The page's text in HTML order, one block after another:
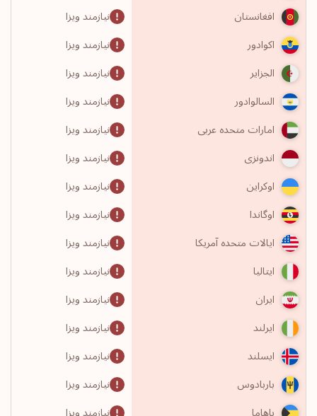
افغانستان
نیازمند ویزا
اکوادور
نیازمند ویزا
الجزایر
نیازمند ویزا
السالوادور
نیازمند ویزا
امارات متحده عربی
نیازمند ویزا
اندونزی
نیازمند ویزا
اوکراین
نیازمند ویزا
اوگاندا
نیازمند ویزا
ایالات متحده آمریکا
نیازمند ویزا
ایتالیا
نیازمند ویزا
ایران
نیازمند ویزا
ایرلند
نیازمند ویزا
ایسلند
نیازمند ویزا
باربادوس
نیازمند ویزا